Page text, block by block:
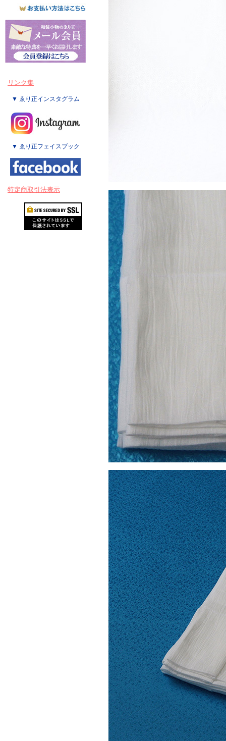
リンク集
▼ ゑり正インスタグラム
▼ ゑり正フェイスブック
特定商取引法表示